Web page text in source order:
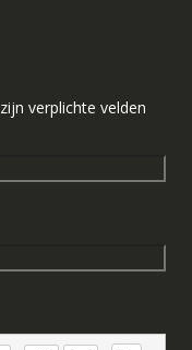
zijn verplichte velden